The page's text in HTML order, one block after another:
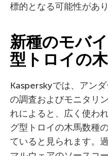
標的となる可能性があり
新種のモバ
型トロイの
Kasperskyでは、アン
の調査およびモニタリ
れによると、広く使わ
グ型トロイの木馬数種
ていると見られます。